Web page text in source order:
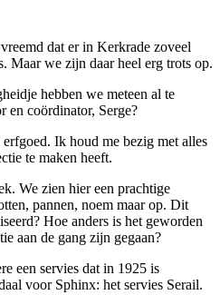
dat er in Kerkrade zoveel
Maar we zijn daar heel erg trots op.
hebben we meteen al te
en coördinator, Serge?
Ik houd me bezig met alles
te maken heeft.
We zien hier een prachtige
pannen, noem maar op. Dit
Hoe anders is het geworden
aan de gang zijn gegaan?
een servies dat in 1925 is
voor Sphinx: het servies Serail.